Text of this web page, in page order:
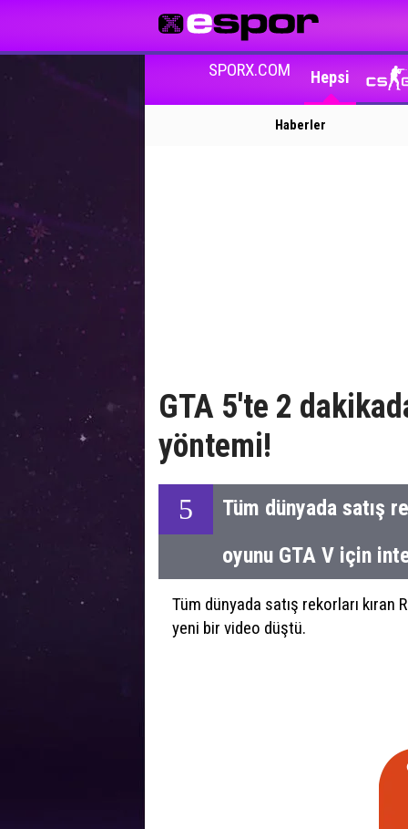
SPORX.COM Hepsi
Haberler
GTA 5'te 2
yöntemi!
5
Tüm dünyada satış
oyunu GTA V için
Tüm dünyada satış rekorları
yeni bir video düştü.